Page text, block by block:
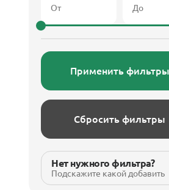
Применить фильтры
Сбросить фильтры
Нет нужного фильтра?
Подскажите какой добавить